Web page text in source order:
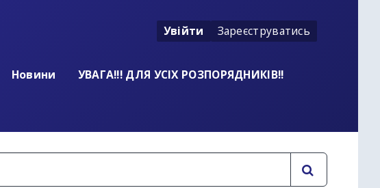
Увійти Зареєструватись
Новини
УВАГА!!! ДЛЯ УСІХ РОЗПОРЯДНИКІВ!!